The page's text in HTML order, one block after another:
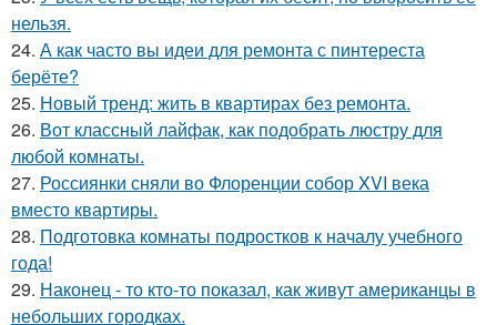
нельзя.
24. А как часто вы идеи для ремонта с пинтереста
берёте?
25. Новый тренд: жить в квартирах без ремонта.
26. Вот классный лайфак, как подобрать люстру для
любой комнаты.
27. Россиянки сняли во Флоренции собор XVI века
вместо квартиры.
28. Подготовка комнаты подростков к началу учебного
года!
29. Наконец - то кто-то показал, как живут американцы в
небольших городках.